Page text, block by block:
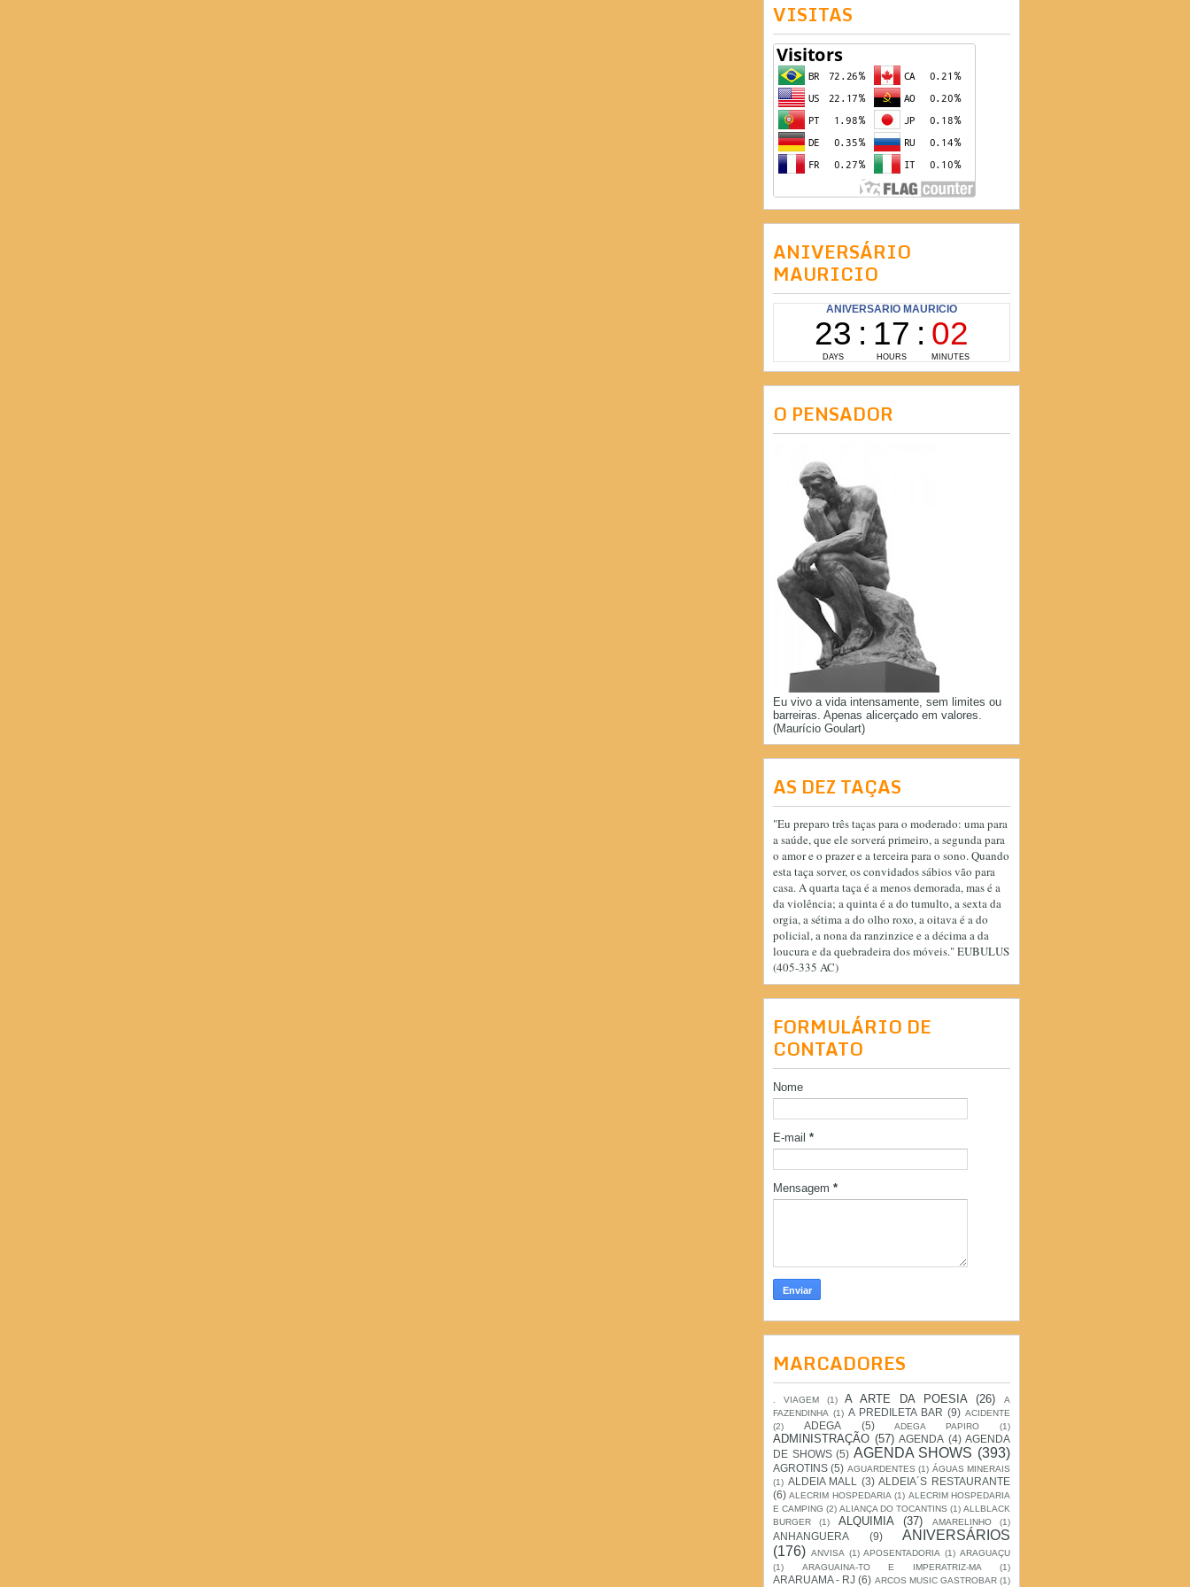
VISITAS
ANIVERSÁRIO
MAURICIO
O PENSADOR
Eu vivo a vida intensamente, sem limites ou
barreiras. Apenas alicerçado em valores.
(Maurício Goulart)
AS DEZ TAÇAS
"Eu preparo três taças para o moderado: uma para
a saúde, que ele sorverá primeiro, a segunda para
o amor e o prazer e a terceira para o sono. Quando
esta taça sorver, os convidados sábios vão para
casa. A quarta taça é a menos demorada, mas é a
da violência; a quinta é a do tumulto, a sexta da
orgia, a sétima a do olho roxo, a oitava é a do
policial, a nona da ranzinzice e a décima a da
loucura e da quebradeira dos móveis." EUBULUS
(405-335 AC)
FORMULÁRIO DE
CONTATO
Nome
E-mail *
Mensagem *
MARCADORES
. VIAGEM (1) A ARTE DA POESIA (26)
A
FAZENDINHA (1) A PREDILETA BAR (9) ACIDENTE
(2)
ADEGA (5) ADEGA PAPIRO (1)
ADMINISTRAÇÃO (57) AGENDA (4) AGENDA
DE SHOWS (5) AGENDA SHOWS (393)
AGROTINS (5) AGUARDENTES (1) ÁGUAS MINERAIS
(1) ALDEIA MALL (3) ALDEIA´S RESTAURANTE
(6) ALECRIM HOSPEDARIA (1) ALECRIM HOSPEDARIA
E CAMPING (2) ALIANÇA DO TOCANTINS (1) ALLBLACK
BURGER
(1) ALQUIMIA (37) AMARELINHO (1)
ANHANGUERA (9)
ANIVERSÁRIOS
(176) ANVISA (1) APOSENTADORIA (1) ARAGUAÇU
(1)
ARAGUAINA-TO E IMPERATRIZ-MA (1)
ARARUAMA - RJ (6) ARCOS MUSIC GASTROBAR (1)